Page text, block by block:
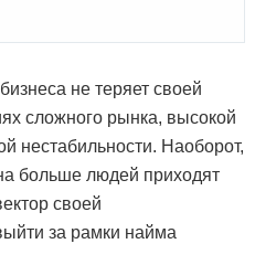
не теряет своей
сложного рынка, высокой
нестабильности. Наоборот,
больше людей приходят
своей
за рамки найма